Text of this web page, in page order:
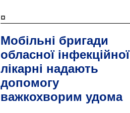
¤
Мобільні бригади
обласної інфекційної
лікарні надають
допомогу
важкохворим удома